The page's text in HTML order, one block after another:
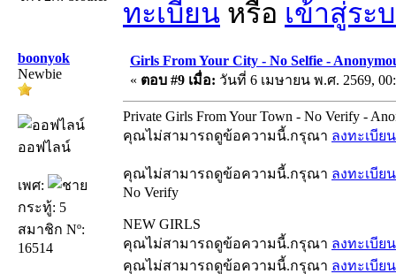
ทะเบียน หรือ เข้าสู่ระ
boonyok
Newbie
ออฟไลน์
เพศ:
กระทู้: 5
สมาชิก Nº:
16514
Girls From Your City - No Selfie -
« ตอบ #9 เมื่อ: วันที่ 6 เมษายน พ.ศ. 2569,
Private Girls From Your Town - No Verify -
คุณไม่สามารถดูข้อความนี้.กรุณา ลงทะเบียน
คุณไม่สามารถดูข้อความนี้.กรุณา ลงทะเบียน
No Verify
NEW GIRLS
คุณไม่สามารถดูข้อความนี้.กรุณา ลงทะเบียน
คุณไม่สามารถดูข้อความนี้.กรุณา ลงทะเบียน